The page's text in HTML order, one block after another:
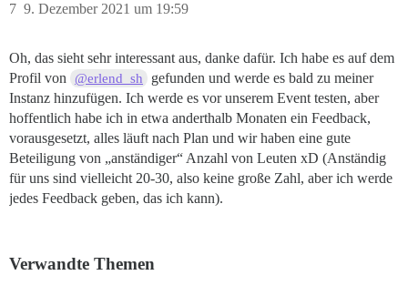
9. Dezember 2021 um 19:59
7
Oh, das sieht sehr interessant aus, danke dafür. Ich habe es auf dem
Profil von
@erlend_sh
gefunden und werde es bald zu meiner
Instanz hinzufügen. Ich werde es vor unserem Event testen, aber
hoffentlich habe ich in etwa anderthalb Monaten ein Feedback,
vorausgesetzt, alles läuft nach Plan und wir haben eine gute
Beteiligung von „anständiger“ Anzahl von Leuten xD (Anständig
für uns sind vielleicht 20-30, also keine große Zahl, aber ich werde
jedes Feedback geben, das ich kann).
Verwandte Themen